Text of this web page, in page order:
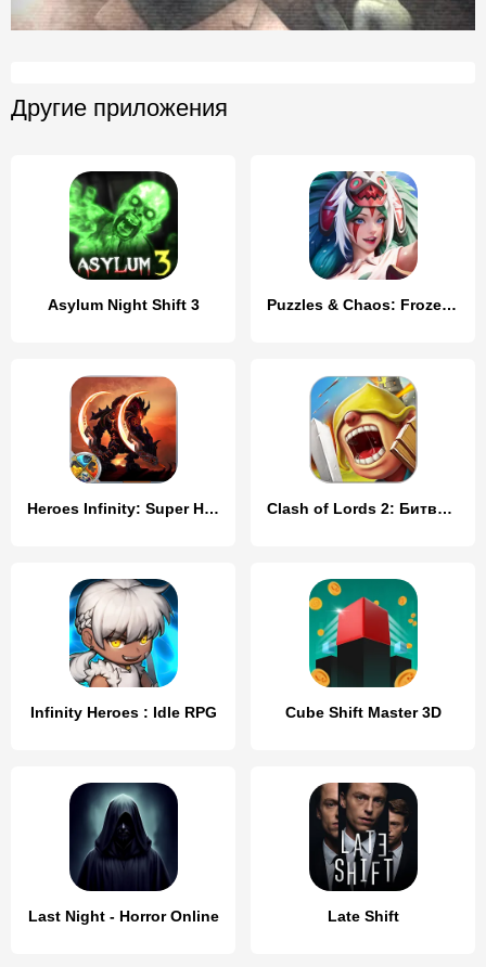
Другие приложения
Asylum Night Shift 3 Puzzles & Chaos: Frozen Castle
Heroes Infinity: Super Heroes Clash of Lords 2: Битва Легенд
Infinity Heroes : Idle RPG Cube Shift Master 3D
Last Night - Horror Online Late Shift